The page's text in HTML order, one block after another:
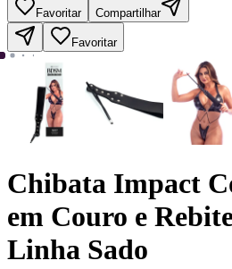
Favoritar Compartilhar
Favoritar
Chibata Impact
em Couro e
Linha Sado